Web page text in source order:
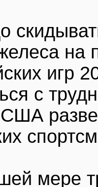
на
игр
с
мере